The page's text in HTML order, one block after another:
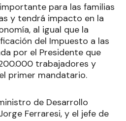
para las familias
y tendrá impacto en la
al igual que la
del Impuesto a las
por el Presidente que
trabajadores y
primer mandatario.
de Desarrollo
Ferraresi, y el jefe de